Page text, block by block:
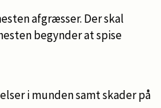
afgræsser. Der skal
begynder at spise
i munden samt skader på